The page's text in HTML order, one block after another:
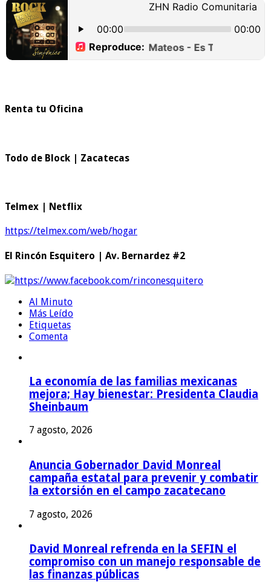
Renta tu Oficina
Todo de Block | Zacatecas
Telmex | Netflix
https://telmex.com/web/hogar
El Rincón Esquitero | Av. Bernardez #2
https://www.facebook.com/rinconesquitero
Al Minuto
Más Leído
Etiquetas
Comenta
La economía de las familias mexicanas
mejora; Hay bienestar: Presidenta Claudia
Sheinbaum
7 agosto, 2026
Anuncia Gobernador David Monreal
campaña estatal para prevenir y combatir
la extorsión en el campo zacatecano
7 agosto, 2026
David Monreal refrenda en la SEFIN el
compromiso con un manejo responsable de
las finanzas públicas